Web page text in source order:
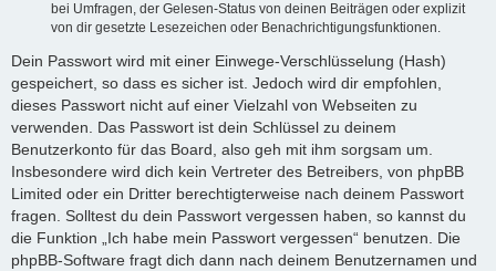
bei Umfragen, der Gelesen-Status von deinen Beiträgen oder explizit
von dir gesetzte Lesezeichen oder Benachrichtigungsfunktionen.
Dein Passwort wird mit einer Einwege-Verschlüsselung (Hash)
gespeichert, so dass es sicher ist. Jedoch wird dir empfohlen,
dieses Passwort nicht auf einer Vielzahl von Webseiten zu
verwenden. Das Passwort ist dein Schlüssel zu deinem
Benutzerkonto für das Board, also geh mit ihm sorgsam um.
Insbesondere wird dich kein Vertreter des Betreibers, von phpBB
Limited oder ein Dritter berechtigterweise nach deinem Passwort
fragen. Solltest du dein Passwort vergessen haben, so kannst du
die Funktion „Ich habe mein Passwort vergessen“ benutzen. Die
phpBB-Software fragt dich dann nach deinem Benutzernamen und